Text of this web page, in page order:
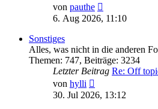
von pauthe
Beitrag
6. Aug 2026, 11:10
Sonstiges
Alles, was nicht in die anderen
Themen: 747, Beiträge: 3234
Letzter Beitrag Re: Off
von hylli
Beitrag
30. Jul 2026, 13:12